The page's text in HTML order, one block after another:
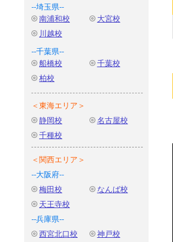
--埼玉県--
南浦和校
大宮校
川越校
--千葉県--
船橋校
千葉校
柏校
＜東海エリア＞
静岡校
名古屋校
千種校
＜関西エリア＞
--大阪府--
梅田校
なんば校
天王寺校
--兵庫県--
西宮北口校
神戸校